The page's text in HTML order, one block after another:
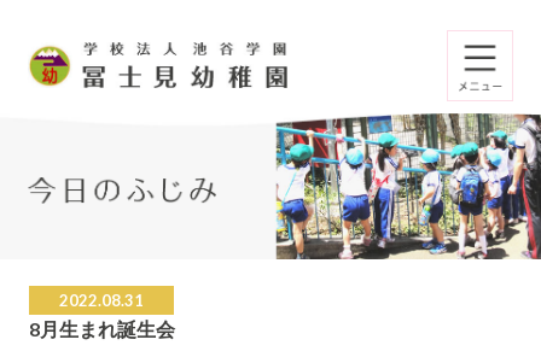
2022.08.31
8月生まれ誕生会